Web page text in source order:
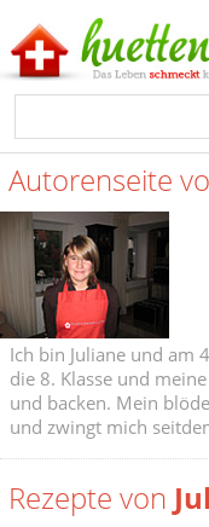
Autorenseite
Ich bin Juliane und am
die 8. Klasse und
und backen. Mein
und zwingt mich
Rezepte von